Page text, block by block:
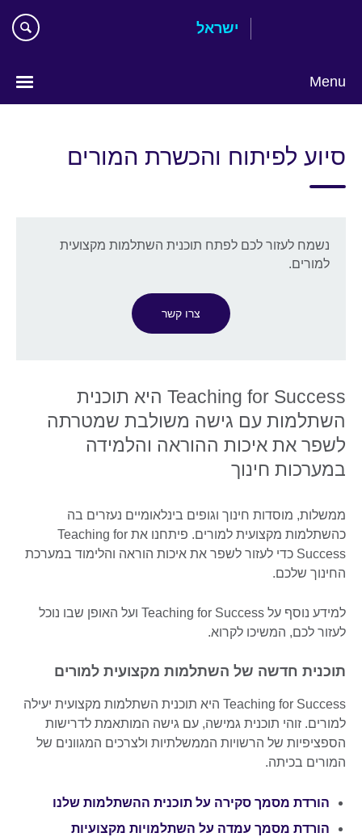
ישראל
Menu
language
סיוע לפיתוח והכשרת המורים
נשמח לעזור לכם לפתח תוכנית השתלמות מקצועית
למורים.
צרו קשר
Teaching for Success היא תוכנית
השתלמות עם גישה משולבת שמטרתה
לשפר את איכות ההוראה והלמידה
במערכות חינוך
ממשלות, מוסדות חינוך וגופים בינלאומיים נעזרים בה
כהשתלמות מקצועית למורים. פיתחנו את Teaching for
Success כדי לעזור לשפר את איכות הוראה והלימוד במערכת
החינוך שלכם.
למידע נוסף על Teaching for Success ועל האופן שבו נוכל
לעזור לכם, המשיכו לקרוא.
תוכנית חדשה של השתלמות מקצועית למורים
Teaching for Success היא תוכנית השתלמות מקצועית יעילה
למורים. זוהי תוכנית גמישה, עם גישה המותאמת לדרישות
הספציפיות של הרשויות הממשלתיות ולצרכים המגוונים של
המורים בכיתה.
הורדת מסמך סקירה על תוכנית ההשתלמות שלנו
הורדת מסמך עמדה על השתלמויות מקצועיות